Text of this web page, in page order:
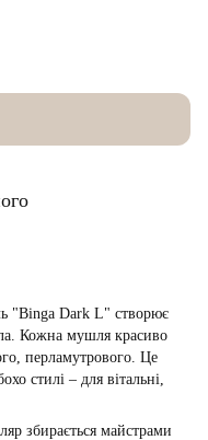
"Binga Dark L" створює
Кожна мушля красиво
перламутрового. Це
стилі – для вітальні,
збирається майстрами